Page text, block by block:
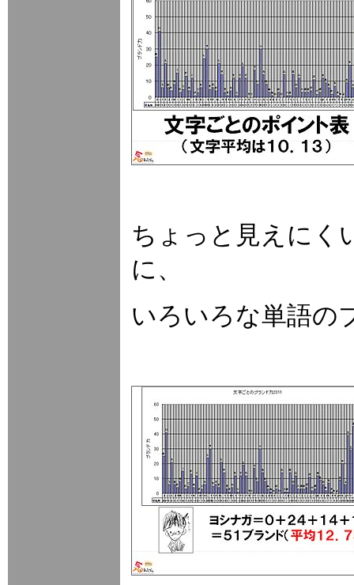
ちょっと見えにく
に、
いろいろな単語の